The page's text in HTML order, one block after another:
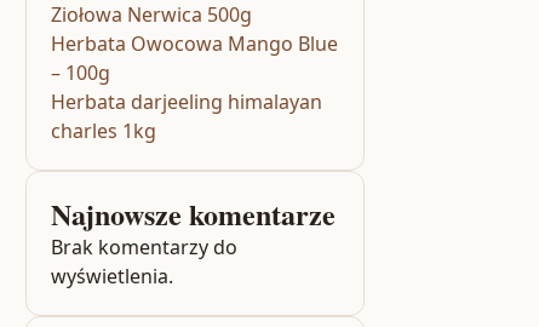
Ziołowa Nerwica 500g
Herbata Owocowa Mango Blue
– 100g
Herbata darjeeling himalayan
charles 1kg
Najnowsze komentarze
Brak komentarzy do
wyświetlenia.